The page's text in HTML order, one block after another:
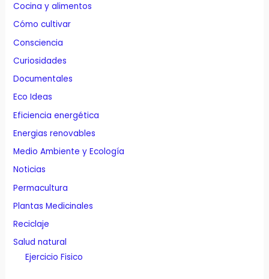
Cocina y alimentos
Cómo cultivar
Consciencia
Curiosidades
Documentales
Eco Ideas
Eficiencia energética
Energias renovables
Medio Ambiente y Ecología
Noticias
Permacultura
Plantas Medicinales
Reciclaje
Salud natural
Ejercicio Fisico